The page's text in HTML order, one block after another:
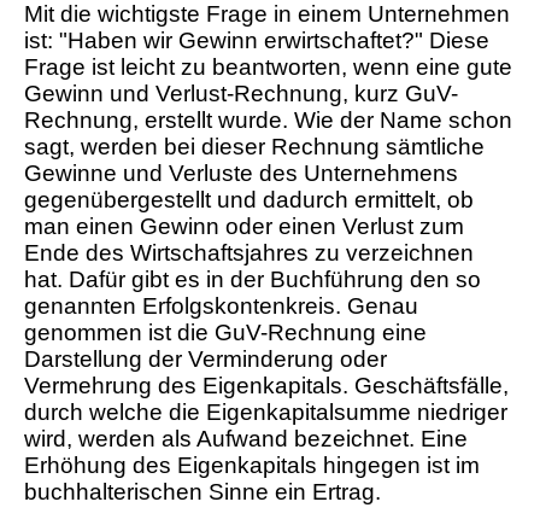
Mit die wichtigste Frage in einem Unternehmen
ist: "Haben wir Gewinn erwirtschaftet?" Diese
Frage ist leicht zu beantworten, wenn eine gute
Gewinn und Verlust-Rechnung, kurz GuV-
Rechnung, erstellt wurde. Wie der Name schon
sagt, werden bei dieser Rechnung sämtliche
Gewinne und Verluste des Unternehmens
gegenübergestellt und dadurch ermittelt, ob
man einen Gewinn oder einen Verlust zum
Ende des Wirtschaftsjahres zu verzeichnen
hat. Dafür gibt es in der Buchführung den so
genannten Erfolgskontenkreis. Genau
genommen ist die GuV-Rechnung eine
Darstellung der Verminderung oder
Vermehrung des Eigenkapitals. Geschäftsfälle,
durch welche die Eigenkapitalsumme niedriger
wird, werden als Aufwand bezeichnet. Eine
Erhöhung des Eigenkapitals hingegen ist im
buchhalterischen Sinne ein Ertrag.